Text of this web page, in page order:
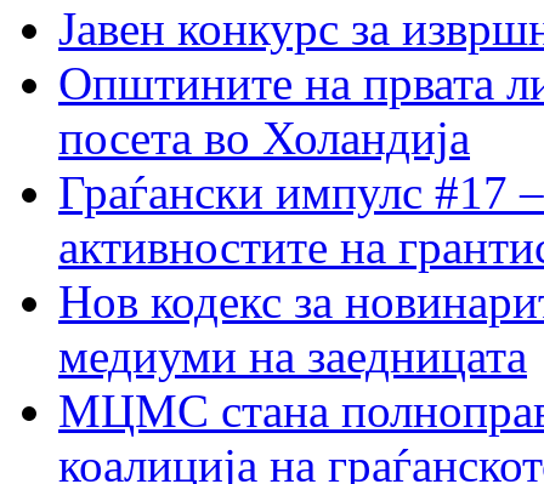
Јавен конкурс за
Општините на првата
посета во Холандија
Граѓански импулс #17
активностите на
Нов кодекс за
медиуми на заедницата
МЦМС стана
коалиција на